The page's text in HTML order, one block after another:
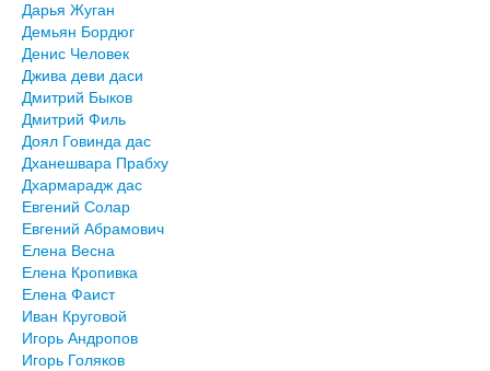
Дарья Жуган
Демьян Бордюг
Денис Человек
Джива деви даси
Дмитрий Быков
Дмитрий Филь
Доял Говинда дас
Дханешвара Прабху
Дхармарадж дас
Евгений Солар
Евгений Абрамович
Елена Весна
Елена Кропивка
Елена Фаист
Иван Круговой
Игорь Андропов
Игорь Голяков